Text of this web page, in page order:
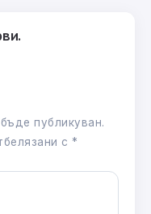
публикуван.
с *